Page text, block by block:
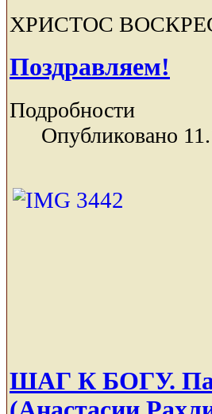
ХРИСТОС
Поздравляем!
Подробности
Опубликовано
ШАГ К БОГУ.